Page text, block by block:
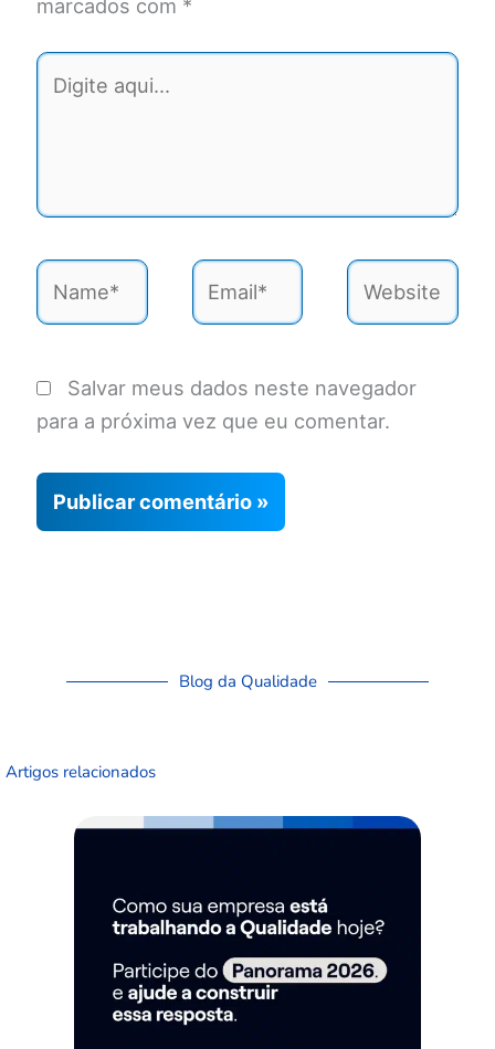
marcados com *
Digite
aqui...
Name* Email* Website
Salvar meus dados neste navegador
para a próxima vez que eu comentar.
Blog da Qualidade
Artigos relacionados